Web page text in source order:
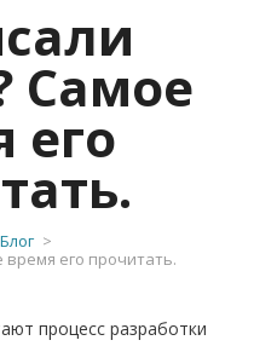
Самое
его
Блог
его прочитать.
процесс разработки